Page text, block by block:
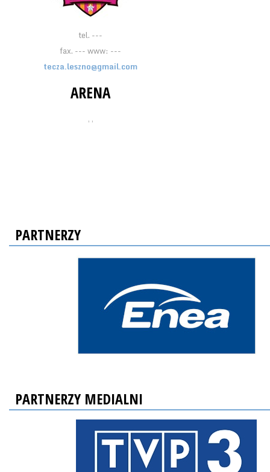
tel. ---
fax. --- www: ---
tecza.leszno@gmail.com
ARENA
, ,
PARTNERZY
PARTNERZY MEDIALNI